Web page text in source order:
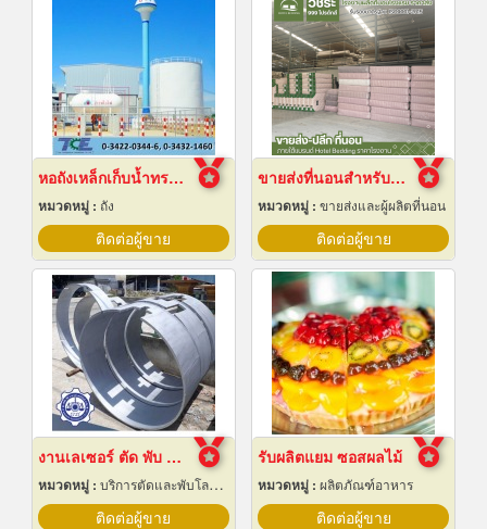
หอถังเหล็กเก็บน้ำทรงแชมเปญ
หมวดหมู่ : ถัง
ติดต่อผู้ขาย
ขายส่งที่นอนสำหรับโรงแรม
หมวดหมู่ : ขายส่งและผู้ผลิตที่นอน
ติดต่อผู้ขาย
งานเลเซอร์ ตัด พับ ม้วนโลหะ นครปฐม
หมวดหมู่ : บริการตัดและพับโลหะด้วยเลเซอร์
ติดต่อผู้ขาย
รับผลิตแยม ซอสผลไม้
หมวดหมู่ : ผลิตภัณฑ์อาหาร
ติดต่อผู้ขาย